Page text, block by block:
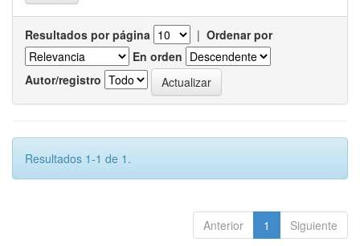
Resultados por página | Ordenar por
En orden
Autor/registro
Resultados 1-1 de 1.
Anterior 1 Siguiente